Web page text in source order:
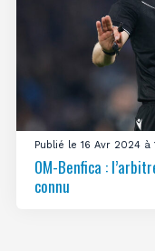
Publié le 16 Avr 2024 à
OM-Benfica :
connu